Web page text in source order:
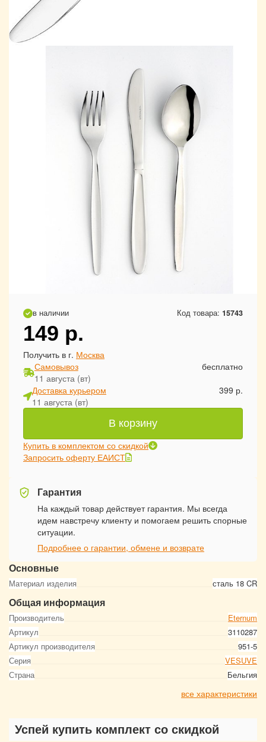
Основные
Материал изделия сталь 18 CR
Общая информация
Производитель
Eternum
Артикул
3110287
Артикул производителя
951-5
Серия
VESUVE
Страна
Бельгия
все характеристики
в наличии Код товара: 15743
149 р.
Получить в г. Москва
Самовывоз
11 августа (вт)
бесплатно
Доставка курьером
11 августа (вт)
399 р.
В корзину
Купить в комплектом со скидкой
Запросить оферту ЕАИСТ
Гарантия
На каждый товар действует гарантия. Мы всегда
идем навстречу клиенту и помогаем решить спорные
ситуации.
Подробнее о гарантии, обмене и возврате
Успей купить комплект со скидкой